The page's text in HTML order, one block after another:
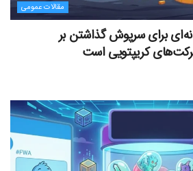
مقالات عمومی
برای سرپوش گذاشتن بر
کریپتویی است